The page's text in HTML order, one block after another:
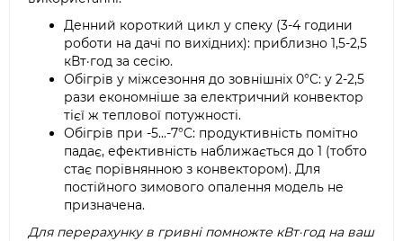
Денний короткий цикл у спеку (3-4 години
роботи на дачі по вихідних): приблизно 1,5-2,5
кВт·год за сесію.
Обігрів у міжсезоння до зовнішніх 0°C: у 2-2,5
рази економніше за електричний конвектор
тієї ж теплової потужності.
Обігрів при -5...-7°C: продуктивність помітно
падає, ефективність наближається до 1 (тобто
стає порівнянною з конвектором). Для
постійного зимового опалення модель не
призначена.
Для перерахунку в гривні помножте кВт·год на ваш